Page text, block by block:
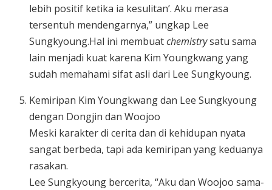
lebih positif ketika ia kesulitan’. Aku merasa
tersentuh mendengarnya,” ungkap Lee
Sungkyoung.Hal ini membuatchemistrysatu sama
lain menjadi kuat karena Kim Youngkwang yang
sudah memahami sifat asli dari Lee Sungkyoung.
Kemiripan Kim Youngkwang dan Lee Sungkyoung
dengan Dongjin dan Woojoo
Meski karakter di cerita dan di kehidupan nyata
sangat berbeda, tapi ada kemiripan yang keduanya
rasakan.
Lee Sungkyoung bercerita, “Aku dan Woojoo sama-